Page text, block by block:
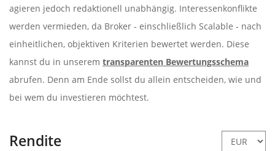
agieren jedoch redaktionell unabhängig. Interessenkonflikte
werden vermieden, da Broker - einschließlich Scalable - nach
einheitlichen, objektiven Kriterien bewertet werden. Diese
kannst du in unserem transparenten Bewertungsschema
abrufen. Denn am Ende sollst du allein entscheiden, wie und
bei wem du investieren möchtest.
Rendite